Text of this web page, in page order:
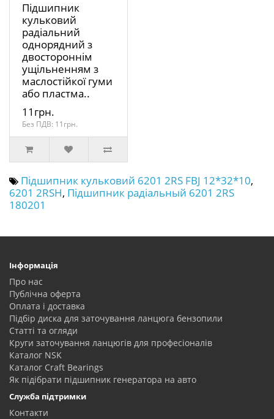
Підшипник
кульковий
радіальний
однорядний з
двостороннім
ущільненням з
маслостійкої гуми
або пластма..
11грн.
Без ПДВ: 11грн.
Підшипник кульковий 6201 2RS FBJ 12*32*10,
6201 2RSH, Підшипник радіальный 6201 2RS
180201
Інформація
Про нас
Публічна оферта
Оплата і доставка
Підбір диска для заточування ланцюга бензопили
Статті та огляди
Круги заточування ланцюгів для професіоналів
Каталог NSK
Каталог Craft Bearings
Як підібрати підшипник генератора на авто
Служба підтримки
Контакти